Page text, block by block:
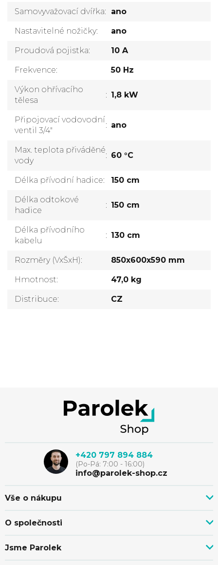
Samovyvažovací dvířka: ano
Nastavitelné nožičky: ano
Proudová pojistka: 10 A
Frekvence: 50 Hz
Výkon ohřívacího
tělesa
: 1,8 kW
Připojovací vodovodní
ventil 3/4"
: ano
Max. teplota přiváděné
vody
: 60 °C
Délka přívodní hadice: 150 cm
Délka odtokové
hadice
: 150 cm
Délka přívodního
kabelu
: 130 cm
Rozměry (VxŠxH): 850x600x590 mm
Hmotnost: 47,0 kg
Distribuce: CZ
t
+420 797 894 884
(Po-Pá: 7:00 - 16:00)
info@parolek-shop.cz
Vše o nákupu
Doprava, platba a služby
Nákup na splátky
O společnosti
Jsme Parolek